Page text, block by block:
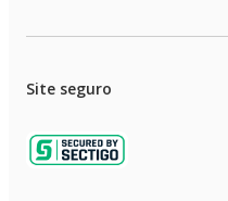
Site seguro